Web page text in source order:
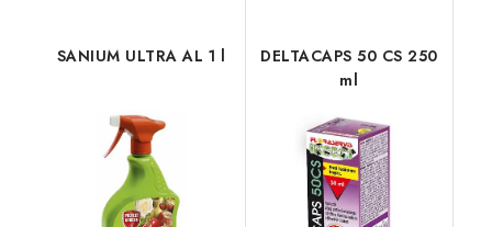
SANIUM ULTRA AL 1 l
DELTACAPS 50 CS 250
ml